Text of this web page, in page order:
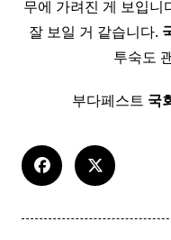
무에 가려진 게 보입니
잘 보일 거 같습니다.
투숙도
부다페스트 국